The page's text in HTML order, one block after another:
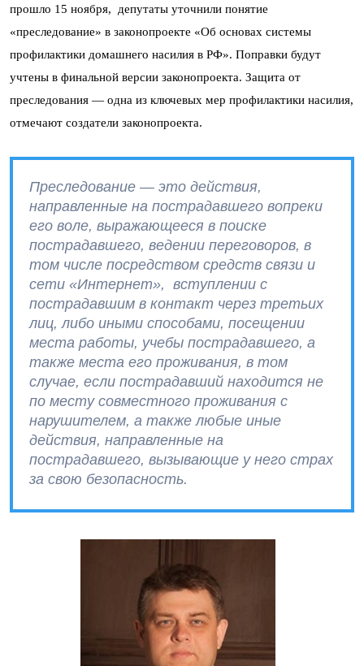
прошло 15 ноября, депутаты уточнили понятие
«преследование» в законопроекте «Об основах системы
профилактики домашнего насилия в РФ». Поправки будут
учтены в финальной версии законопроекта. Защита от
преследования — одна из ключевых мер профилактики насилия,
отмечают создатели законопроекта.
Преследование — это действия,
направленные на пострадавшего вопреки
его воле, выражающееся в поиске
пострадавшего, ведении переговоров, в
том числе посредством средств связи и
сети «Интернет», вступлении с
пострадавшим в контакт через третьих
лиц, либо иными способами, посещении
места работы, учебы пострадавшего, а
также места его проживания, в том
случае, если пострадавший находится не
по месту совместного проживания с
нарушителем, а также любые иные
действия, направленные на
пострадавшего, вызывающие у него страх
за свою безопасность.